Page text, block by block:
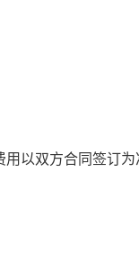
以双方合同签订为